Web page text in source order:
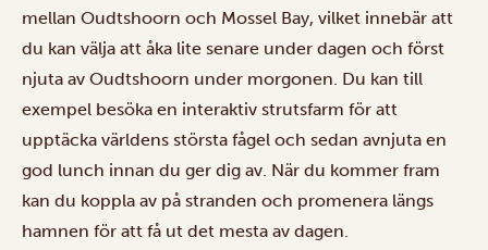
mellan Oudtshoorn och Mossel Bay, vilket innebär att
du kan välja att åka lite senare under dagen och först
njuta av Oudtshoorn under morgonen. Du kan till
exempel besöka en interaktiv strutsfarm för att
upptäcka världens största fågel och sedan avnjuta en
god lunch innan du ger dig av. När du kommer fram
kan du koppla av på stranden och promenera längs
hamnen för att få ut det mesta av dagen.